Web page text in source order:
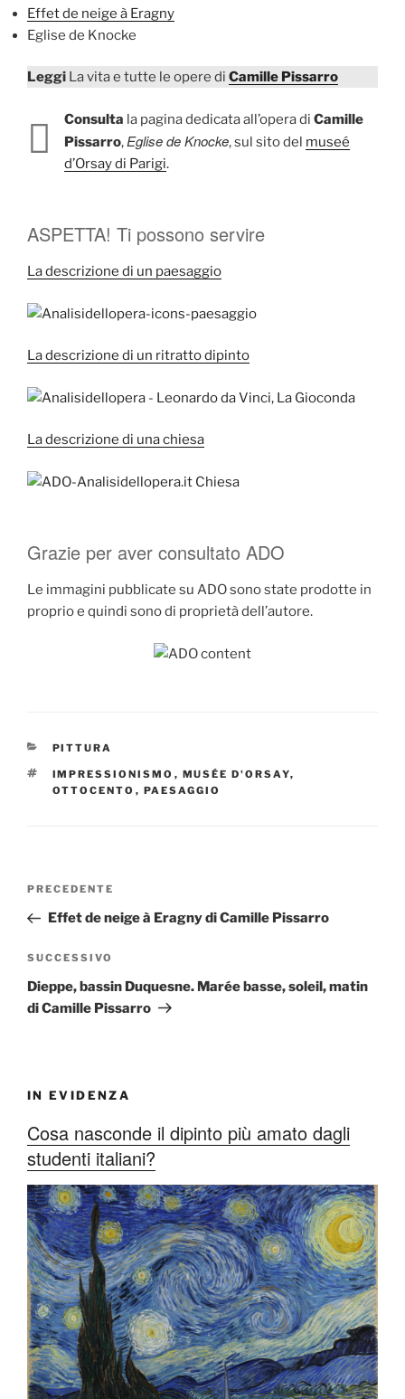
Effet de neige à Eragny
Eglise de Knocke
Leggi La vita e tutte le opere di Camille Pissarro
Consulta la pagina dedicata all’opera di Camille
Pissarro, Eglise de Knocke, sul sito del museé
d’Orsay di Parigi.
ASPETTA! Ti possono servire
La descrizione di un paesaggio
La descrizione di un ritratto dipinto
La descrizione di una chiesa
Grazie per aver consultato ADO
Le immagini pubblicate su ADO sono state prodotte in
proprio e quindi sono di proprietà dell’autore.
CATEGORIE
PITTURA
TAG
IMPRESSIONISMO , MUSÉE D'ORSAY,
OTTOCENTO , PAESAGGIO
Navigazione
Articolo
precedente:
PRECEDENTE
Effet de neige à Eragny di Camille Pissarro
Articolo
successivo
SUCCESSIVO
Dieppe, bassin Duquesne. Marée basse, soleil, matin
di Camille Pissarro
IN EVIDENZA
Cosa nasconde il dipinto più amato dagli
studenti italiani?